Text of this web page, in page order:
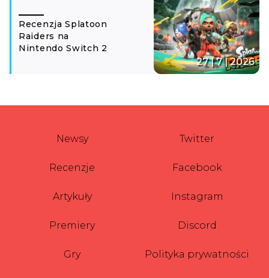
Recenzja Splatoon
Raiders na
Nintendo Switch 2
27 | 7 | 2026
Newsy
Recenzje
Artykuły
Premiery
Gry
Twitter
Facebook
Instagram
Discord
Polityka prywatności